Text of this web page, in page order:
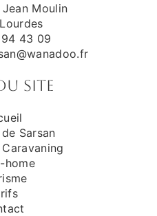
Moulin
43 09
site
Sarsan
home